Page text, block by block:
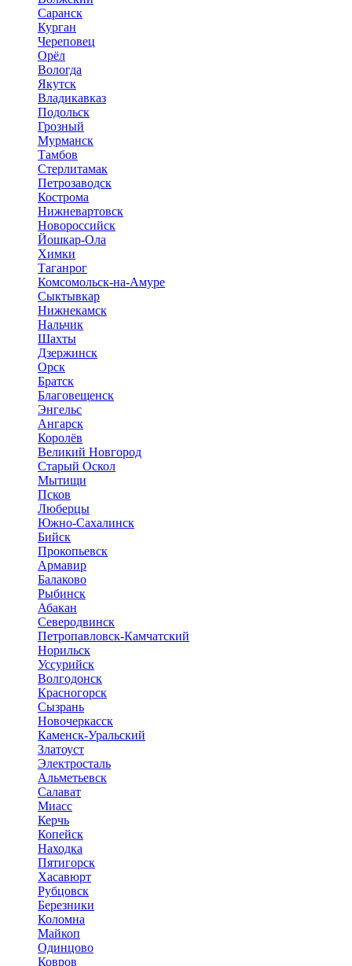
Саранск
Курган
Череповец
Орёл
Вологда
Якутск
Владикавказ
Подольск
Грозный
Мурманск
Тамбов
Стерлитамак
Петрозаводск
Кострома
Нижневартовск
Новороссийск
Йошкар-Ола
Химки
Таганрог
Комсомольск-на-Амуре
Сыктывкар
Нижнекамск
Нальчик
Шахты
Дзержинск
Орск
Братск
Благовещенск
Энгельс
Ангарск
Королёв
Великий Новгород
Старый Оскол
Мытищи
Псков
Люберцы
Южно-Сахалинск
Бийск
Прокопьевск
Армавир
Балаково
Рыбинск
Абакан
Северодвинск
Петропавловск-Камчатский
Норильск
Уссурийск
Волгодонск
Красногорск
Сызрань
Новочеркасск
Каменск-Уральский
Златоуст
Электросталь
Альметьевск
Салават
Миасс
Керчь
Копейск
Находка
Пятигорск
Хасавюрт
Рубцовск
Березники
Коломна
Майкоп
Одинцово
Ковров